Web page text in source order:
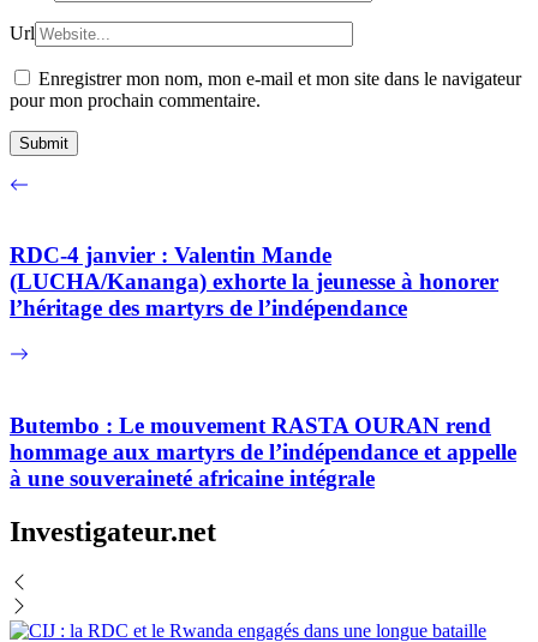
Url
Enregistrer mon nom, mon e-mail et mon site dans le navigateur
pour mon prochain commentaire.
RDC-4 janvier : Valentin Mande
(LUCHA/Kananga) exhorte la jeunesse à honorer
l’héritage des martyrs de l’indépendance
Butembo : Le mouvement RASTA OURAN rend
hommage aux martyrs de l’indépendance et appelle
à une souveraineté africaine intégrale
Investigateur.net